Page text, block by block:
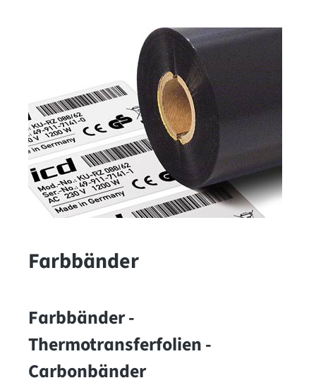
Farbbänder
Farbbänder -
Thermotransferfolien -
Carbonbänder